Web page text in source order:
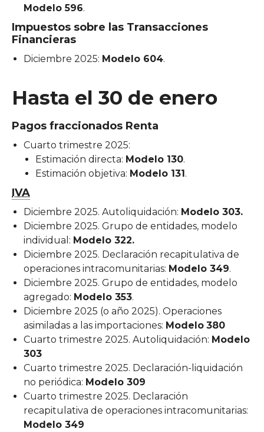
Modelo 596.
Impuestos sobre las Transacciones
Financieras
Diciembre 2025: Modelo 604.
Hasta el 30 de enero
Pagos fraccionados Renta
Cuarto trimestre 2025:
Estimación directa: Modelo 130.
Estimación objetiva: Modelo 131.
IVA
Diciembre 2025. Autoliquidación: Modelo 303.
Diciembre 2025. Grupo de entidades, modelo
individual: Modelo 322.
Diciembre 2025. Declaración recapitulativa de
operaciones intracomunitarias: Modelo 349.
Diciembre 2025. Grupo de entidades, modelo
agregado: Modelo 353.
Diciembre 2025 (o año 2025). Operaciones
asimiladas a las importaciones: Modelo 380
Cuarto trimestre 2025. Autoliquidación: Modelo
303
Cuarto trimestre 2025. Declaración-liquidación
no periódica: Modelo 309
Cuarto trimestre 2025. Declaración
recapitulativa de operaciones intracomunitarias:
Modelo 349